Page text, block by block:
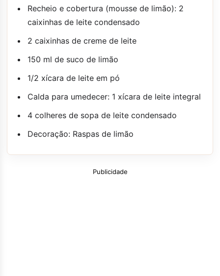
Recheio e cobertura (mousse de limão): 2
caixinhas de leite condensado
2 caixinhas de creme de leite
150 ml de suco de limão
1/2 xícara de leite em pó
Calda para umedecer: 1 xícara de leite integral
4 colheres de sopa de leite condensado
Decoração: Raspas de limão
Publicidade